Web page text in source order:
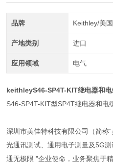
品牌 Keithley/美
产地类别 进口
应用领域 电气
keithleyS46-SP4T-KIT继电器和
S46-SP4T-KIT型SP4T继电器和电
深圳市美佳特科技有限公司（简称
光通讯测试、通用电子测量及5G
通无极限 "企业使命，业务聚焦于